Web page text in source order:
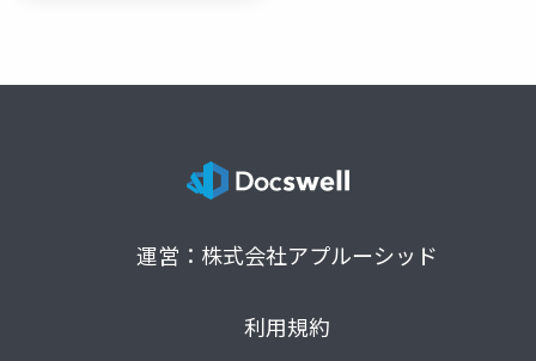
運営：株式会社アプルーシッド
利用規約